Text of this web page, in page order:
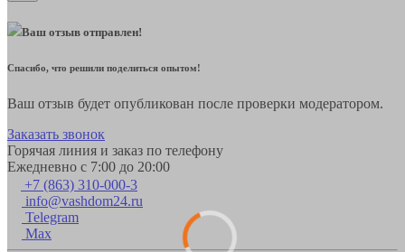
Ваш отзыв отправлен!
Спасибо, что решили поделиться опытом!
Ваш отзыв будет опубликован после проверки модератором.
Заказать звонок
Горячая линия и заказ по телефону
Ежедневно с 7:00 до 20:00
+7 (863) 310-000-3
info@vashdom24.ru
Telegram
Max